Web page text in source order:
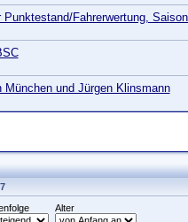
Punktestand/Fahrerwertung,
München und Jürgen Klinsmann
Alter